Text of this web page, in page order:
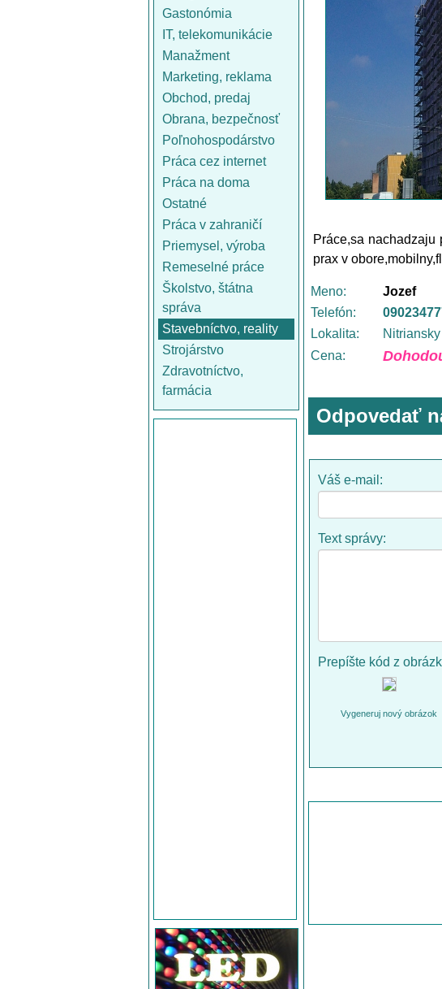
Gastonómia
IT, telekomunikácie
Manažment
Marketing, reklama
Obchod, predaj
Obrana, bezpečnosť
Poľnohospodárstvo
Práca cez internet
Práca na doma
Ostatné
Práca v zahraničí
Priemysel, výroba
Remeselné práce
Školstvo, štátna
správa
Stavebníctvo, reality
Strojárstvo
Zdravotníctvo,
farmácia
Práce,sa nachadzaju
prax v
Meno:
Jozef
Telefón:
Lokalita:
Cena:
Odpovedať
Váš e-mail:
Text správy:
Prepíšte kód z
Vygeneruj nový obrázok